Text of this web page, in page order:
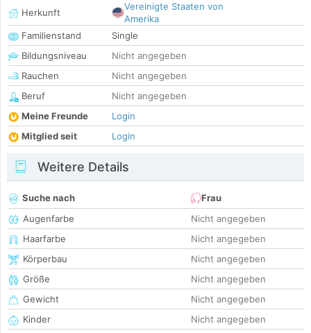
Herkunft
Vereinigte Staaten von
Amerika
Familienstand
Single
Bildungsniveau
Nicht angegeben
Rauchen
Nicht angegeben
Beruf
Nicht angegeben
Meine Freunde
Login
Mitglied seit
Login
Weitere Details
Suche nach
Frau
Augenfarbe
Nicht angegeben
Haarfarbe
Nicht angegeben
Körperbau
Nicht angegeben
Größe
Nicht angegeben
Gewicht
Nicht angegeben
Kinder
Nicht angegeben